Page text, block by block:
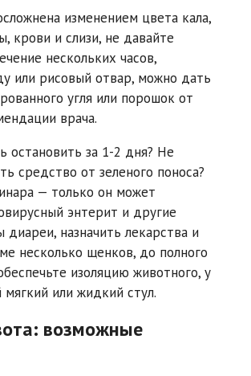
изменением цвета кала,
крови и слизи, не давайте
нескольких часов,
или рисовый отвар, можно дать
угля или порошок от
врача.
остановить за 1-2 дня? Не
средство от зеленого поноса?
— только он может
энтерит и другие
диареи, назначить лекарства и
несколько щенков, до полного
изоляцию животного, у
мягкий или жидкий стул.
возможные